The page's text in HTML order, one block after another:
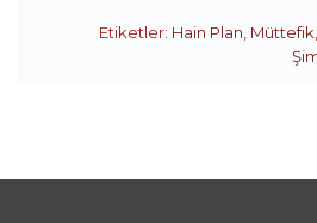
Etiketler: Hain Plan Müttefik